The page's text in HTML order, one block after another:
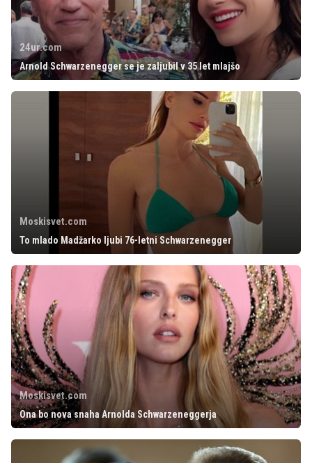
24ur.com
Arnold Schwarzenegger se je zaljubil v 35 let mlajšo
Moskisvet.com
To mlado Madžarko ljubi 76-letni Schwarzenegger
Moskisvet.com
Ona bo nova snaha Arnolda Schwarzeneggerja